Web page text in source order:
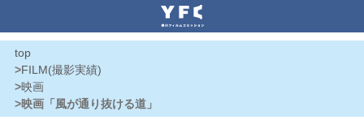
top
>FILM(撮影実績)
>映画
>映画「風が通り抜ける道」